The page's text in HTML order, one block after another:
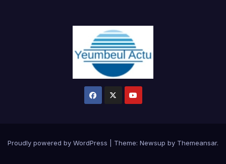
Proudly powered by WordPress Theme: Newsup by Themeansar.